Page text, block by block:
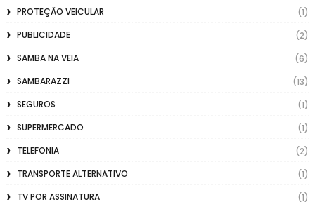
PROTEÇÃO VEICULAR
(1)
PUBLICIDADE
(2)
SAMBA NA VEIA
(6)
SAMBARAZZI
(13)
SEGUROS
(1)
SUPERMERCADO
(1)
TELEFONIA
(2)
TRANSPORTE ALTERNATIVO
(1)
TV POR ASSINATURA
(1)